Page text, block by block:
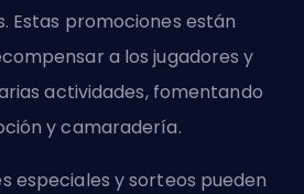
Estas promociones están
a los jugadores y
actividades, fomentando
y camaradería.
especiales y sorteos pueden